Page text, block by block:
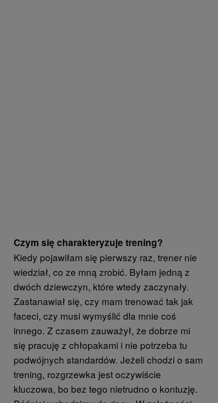
Czym się charakteryzuje trening?
Kiedy pojawiłam się pierwszy raz, trener nie
wiedział, co ze mną zrobić. Byłam jedną z
dwóch dziewczyn, które wtedy zaczynały.
Zastanawiał się, czy mam trenować tak jak
faceci, czy musi wymyślić dla mnie coś
innego. Z czasem zauważył, że dobrze mi
się pracuję z chłopakami i nie potrzeba tu
podwójnych standardów. Jeżeli chodzi o sam
trening, rozgrzewka jest oczywiście
kluczowa, bo bez tego nietrudno o kontuzję.